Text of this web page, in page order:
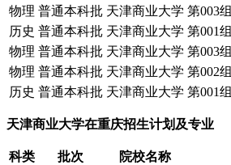
物理 普通本科批 天津商业大学 第003组
历史 普通本科批 天津商业大学 第001组
物理 普通本科批 天津商业大学 第003组
物理 普通本科批 天津商业大学 第002组
历史 普通本科批 天津商业大学 第001组
天津商业大学在重庆招生计划及专业
科类 批次 院校名称